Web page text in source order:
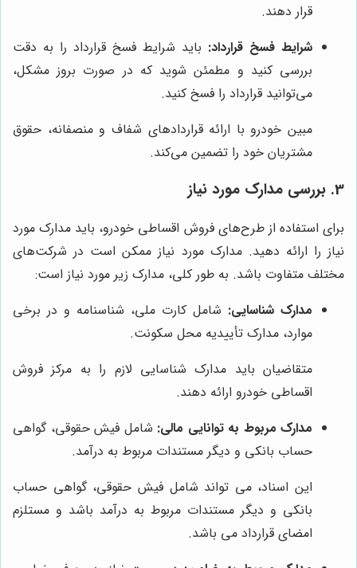
قرار دهند.
شرایط فسخ قرارداد: باید شرایط فسخ قرارداد را به دقت
بررسی کنید و مطمئن شوید که در صورت بروز مشکل،
می‌توانید قرارداد را فسخ کنید.
مبین خودرو با ارائه قراردادهای شفاف و منصفانه، حقوق
مشتریان خود را تضمین می‌کند.
3. بررسی مدارک مورد نیاز
برای استفاده از طرح‌های فروش اقساطی خودرو، باید مدارک مورد
نیاز را ارائه دهید. مدارک مورد نیاز ممکن است در شرکت‌های
مختلف متفاوت باشد. به طور کلی، مدارک زیر مورد نیاز است:
مدارک شناسایی: شامل کارت ملی، شناسنامه و در برخی
موارد، مدارک تأییدیه محل سکونت.
متقاضیان باید مدارک شناسایی لازم را به مرکز فروش
اقساطی خودرو ارائه دهند.
مدارک مربوط به توانایی مالی: شامل فیش حقوقی، گواهی
حساب بانکی و دیگر مستندات مربوط به درآمد.
این اسناد، می تواند شامل فیش حقوقی، گواهی حساب
بانکی و دیگر مستندات مربوط به درآمد باشد و مستلزم
امضای قرارداد می باشد.